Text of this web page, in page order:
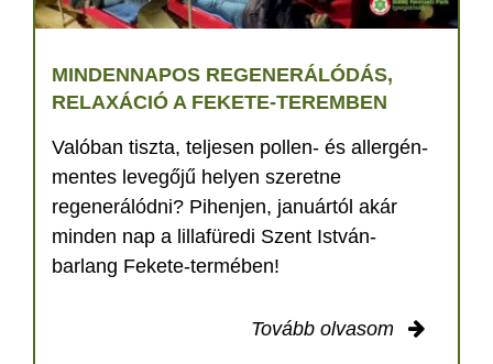
MINDENNAPOS REGENERÁLÓDÁS,
RELAXÁCIÓ A FEKETE-TEREMBEN
Valóban tiszta, teljesen pollen- és allergén-
mentes levegőjű helyen szeretne
regenerálódni? Pihenjen, januártól akár
minden nap a lillafüredi Szent István-
barlang Fekete-termében!
Tovább olvasom